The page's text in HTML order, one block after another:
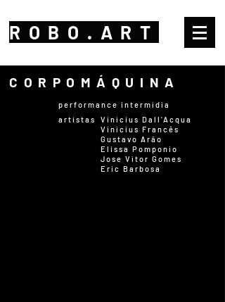
ROBO.ART
CORPOMÁQUINA
performance intermídia
artistas
Vinicius Dall'Acqua
Vinícius Francês
Gustavo Arão
Elissa Pomponio
Jose Vitor Gomes
Eric Barbosa